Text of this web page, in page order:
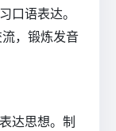
口语表达。
，锻炼发音
达思想。制